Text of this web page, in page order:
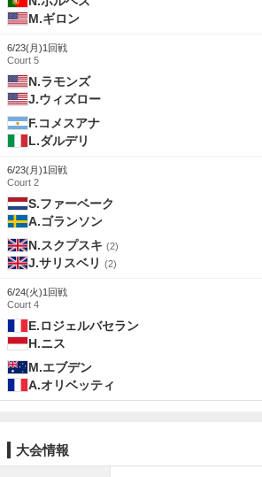
M.ギロン
6/23(月)1回戦
Court 5
N.ラモンズ
J.ウィズロー
F.コメスアナ
L.ダルデリ
6/23(月)1回戦
Court 2
S.ファーベーク
A.ゴランソン
N.スクプスキ (2)
J.サリスベリ (2)
6/24(火)1回戦
Court 4
E.ロジェルバセラン
H.ニス
M.エブデン
A.オリベッティ
大会情報